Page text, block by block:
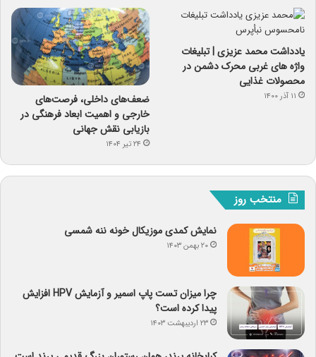
یادداشت محمد عزیزی | تبلیغات
واژه های غربی محرک دشمن در
محصولات غذایی
۱۱ آذر ۱۴۰۰
ضعف‌های داخلی، فرصت‌های
خارجی و اهمیت ابعاد فرهنگی در
بازیابی نقش جهانی
۲۴ تیر ۱۴۰۴
منتخب روز
نمایش کمدی موزیکال خونه ننه شمسی
۲۰ بهمن ۱۴۰۳
چرا میزان تست پاپ اسمیر و آزمایش HPV افزایش
پیدا کرده است؟
۲۳ اردیبهشت ۱۴۰۳